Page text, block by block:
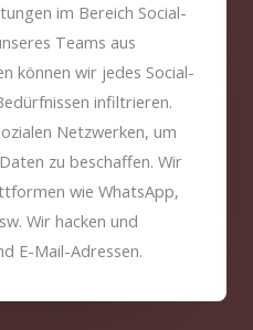
im Bereich Social-
Teams aus
können wir jedes Social-
infiltrieren.
Netzwerken, um
zu beschaffen. Wir
wie WhatsApp,
Wir hacken und
E-Mail-Adressen.